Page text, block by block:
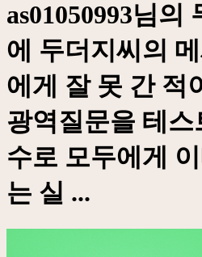
as01050993님의
에 두더지씨의
에게 잘 못 간 적
광역질문을 테스
수로 모두에게
는 실 ...